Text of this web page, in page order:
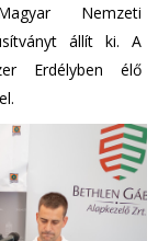
Nemzeti
állít ki. A
Erdélyben élő